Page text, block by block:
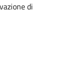
di